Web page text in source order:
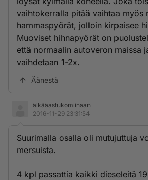
vaihtokerralla pitää vaihtaa myös
hammaspyörät, jolloin kirpaisee
Muoviset hihnapyörät on
että normaalin autoveron maissa
vaihdetaan 1-2x.
Äänestä
älkääastukomiinaan
2016-11-29 23:31:54
Suurimalla osalla oli mutujuttuja
mersuista.
4 kpl passattia kaikki dieseleitä